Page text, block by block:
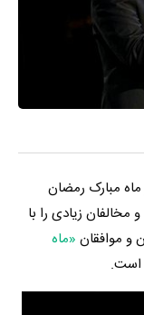
ماه مبارک رمضان
زیادی را با
و موافقان «ماه
است.